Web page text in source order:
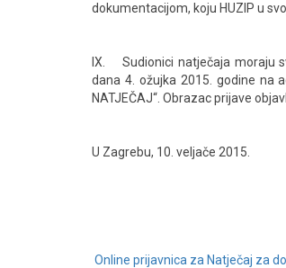
dokumentacijom, koju HUZIP u
IX. Sudionici natječaja moraju
dana 4. ožujka 2015. godine na
NATJEČAJ“. Obrazac prijave
U Zagrebu, 10. veljače 2015.
Online prijavnica za Natječaj za